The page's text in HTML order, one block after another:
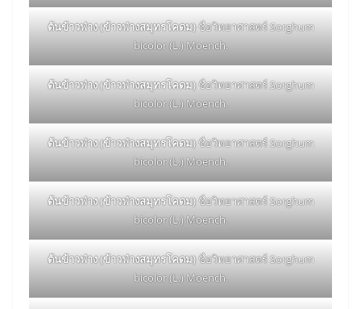
ต้นข้าวฟ่าง (ข้าวฟ่างสมุทรโคดม)ชื่อวิทยาศาสตร์ Sorghum
bicolor (L.) Moench.
ต้นข้าวฟ่าง (ข้าวฟ่างสมุทรโคดม)ชื่อวิทยาศาสตร์ Sorghum
bicolor (L.) Moench.
ต้นข้าวฟ่าง (ข้าวฟ่างสมุทรโคดม)ชื่อวิทยาศาสตร์ Sorghum
bicolor (L.) Moench.
ต้นข้าวฟ่าง (ข้าวฟ่างสมุทรโคดม)ชื่อวิทยาศาสตร์ Sorghum
bicolor (L.) Moench.
ต้นข้าวฟ่าง (ข้าวฟ่างสมุทรโคดม)ชื่อวิทยาศาสตร์ Sorghum
bicolor (L.) Moench.